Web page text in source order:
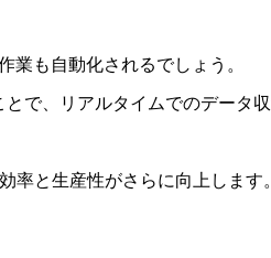
業も自動化されるでしょう。
で、リアルタイムでのデータ
率と生産性がさらに向上します。